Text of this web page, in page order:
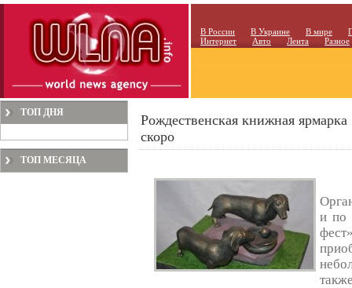
В России В Украине В мире
Интернет
Авто Лента Разное
ТОП ДНЯ
ТОП МЕСЯЦА
Рождественская книжная
скоро
и по